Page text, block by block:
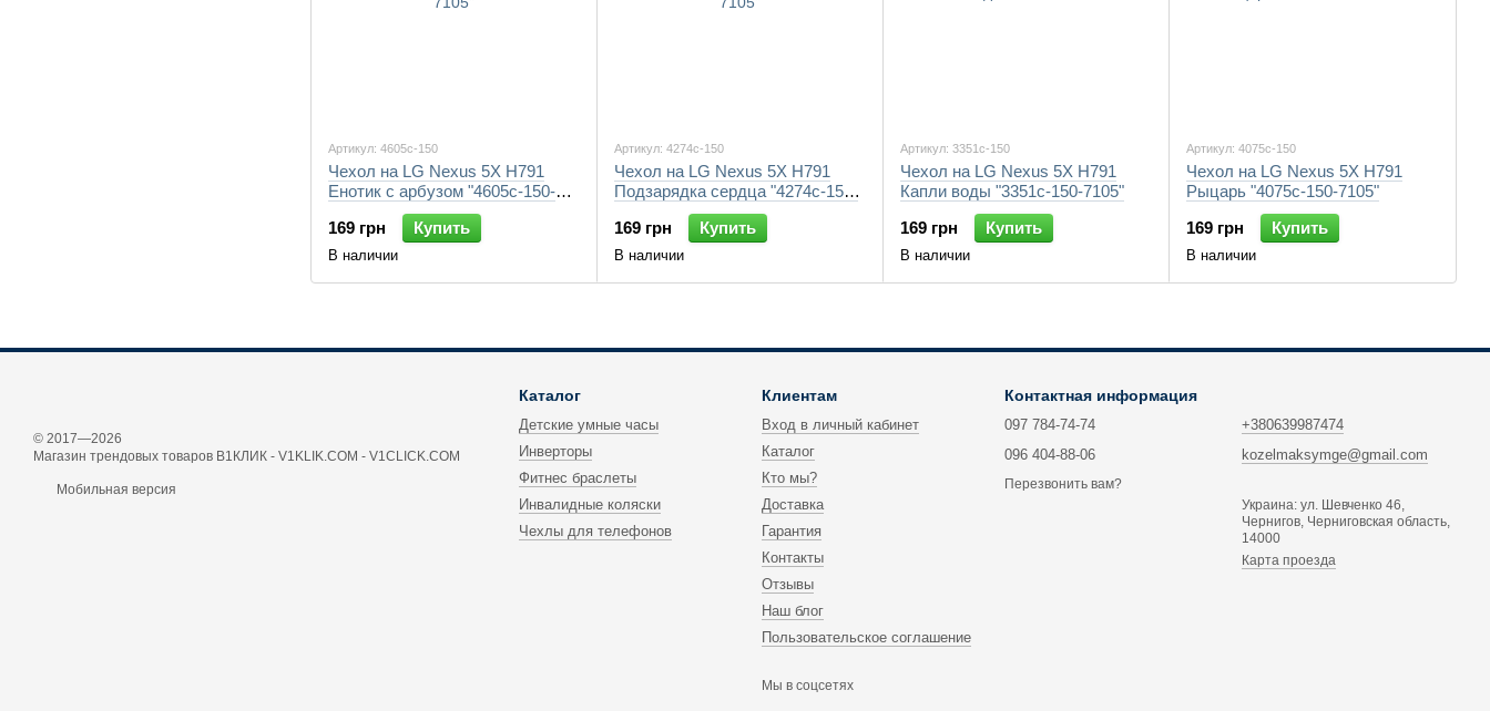
Артикул: 4605c-150
Чехол на LG Nexus 5X H791
Енотик с арбузом "4605c-150-
169 грн
Купить
В наличии
Артикул: 4274c-150
Чехол на LG Nexus 5X H791
Подзарядка сердца "4274c-150-
169 грн
Купить
В наличии
Артикул: 3351c-150
Чехол на LG Nexus 5X H791
Капли воды "3351c-150-7105"
169 грн
Купить
В наличии
Артикул: 4075c-150
Чехол на LG Nexus 5X H791
Рыцарь "4075c-150-7105"
169 грн
Купить
В наличии
© 2017—2026
Магазин трендовых товаров В1КЛИК - V1KLIK.COM - V1CLICK.COM
Мобильная версия
Каталог
Детские умные часы
Инверторы
Фитнес браслеты
Инвалидные коляски
Чехлы для телефонов
Клиентам
Вход в личный кабинет
Каталог
Кто мы?
Доставка
Гарантия
Контакты
Отзывы
Наш блог
Пользовательское соглашение
Мы в соцсетях
Контактная информация
097 784-74-74
096 404-88-06
Перезвонить вам?
+380639987474
kozelmaksymge@gmail.com
Украина: ул. Шевченко 46,
Чернигов, Черниговская область,
14000
Карта проезда